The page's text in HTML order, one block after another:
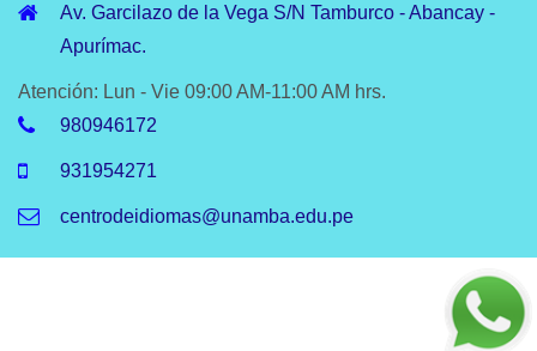
Av. Garcilazo de la Vega S/N Tamburco - Abancay -
Apurímac.
Atención: Lun - Vie 09:00 AM-11:00 AM hrs.
980946172
931954271
centrodeidiomas@unamba.edu.pe